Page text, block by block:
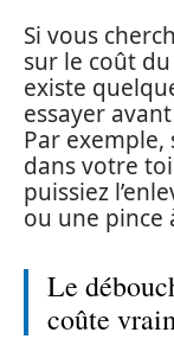
Si vous
sur le coût
existe
essayer
Par
dans votre
puissiez
ou une pince
Le
coûte